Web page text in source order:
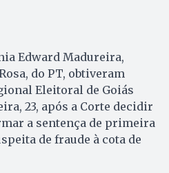
Edward Madureira,
do PT, obtiveram
Eleitoral de Goiás
23, após a Corte decidir
a sentença de primeira
de fraude à cota de